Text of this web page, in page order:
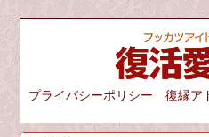
プライバシーポリシー 復縁ア